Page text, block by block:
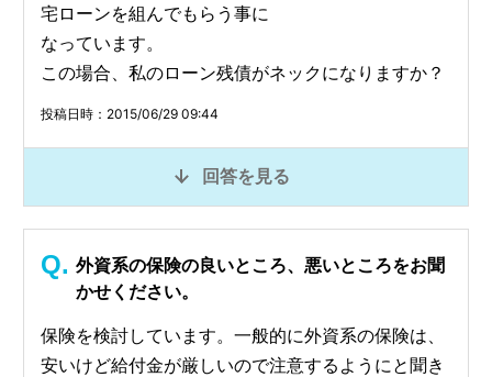
宅ローンを組んでもらう事に
なっています。
この場合、私のローン残債がネックになりますか？
投稿日時：2015/06/29 09:44
回答を見る
外資系の保険の良いところ、悪いところをお聞
かせください。
保険を検討しています。一般的に外資系の保険は、
安いけど給付金が厳しいので注意するようにと聞き